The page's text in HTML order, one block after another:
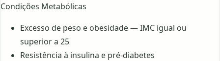
Condições Metabólicas
Excesso de peso e obesidade — IMC igual ou
superior a 25
Resistência à insulina e pré-diabetes